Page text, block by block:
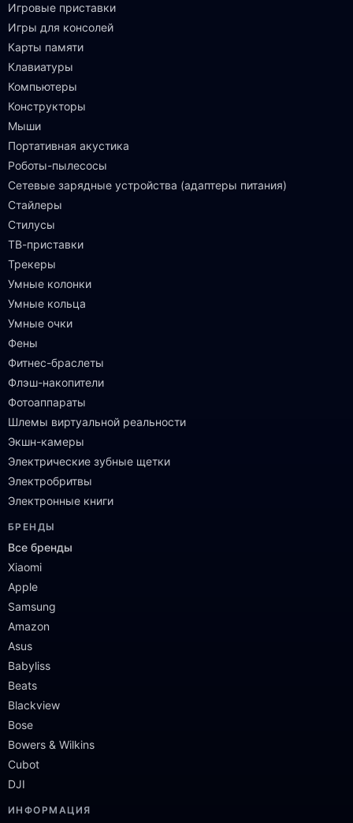
Игровые приставки
Игры для консолей
Карты памяти
Клавиатуры
Компьютеры
Конструкторы
Мыши
Портативная акустика
Роботы-пылесосы
Сетевые зарядные устройства (адаптеры питания)
Стайлеры
Стилусы
ТВ-приставки
Трекеры
Умные колонки
Умные кольца
Умные очки
Фены
Фитнес-браслеты
Флэш-накопители
Фотоаппараты
Шлемы виртуальной реальности
Экшн-камеры
Электрические зубные щетки
Электробритвы
Электронные книги
БРЕНДЫ
Все бренды
Xiaomi
Apple
Samsung
Amazon
Asus
Babyliss
Beats
Blackview
Bose
Bowers & Wilkins
Cubot
DJI
ИНФОРМАЦИЯ